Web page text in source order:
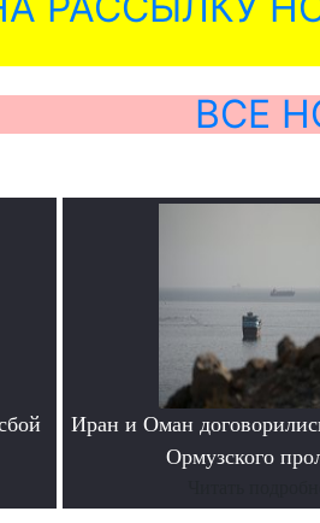
ВСЕ
Иран и Оман
Ормузского